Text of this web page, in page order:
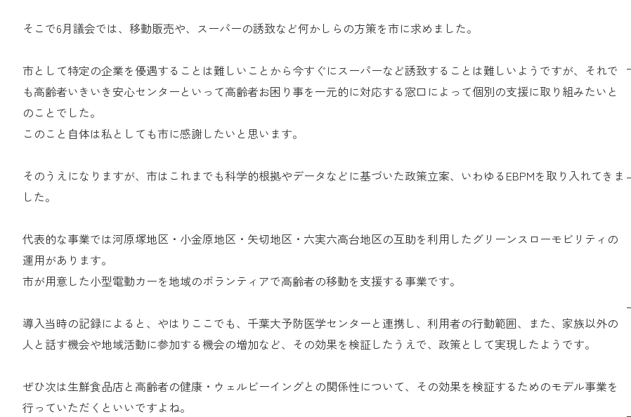
そこで6月議会では、移動販売や、スーパーの誘致など何かしらの方策を市に求めました。
市として特定の企業を優遇することは難しいことから今すぐにスーパーなど誘致することは難しいようですが、それで
も高齢者いきいき安心センターといって高齢者お困り事を一元的に対応する窓口によって個別の支援に取り組みたいと
のことでした。
このこと自体は私としても市に感謝したいと思います。
そのうえになりますが、市はこれまでも科学的根拠やデータなどに基づいた政策立案、いわゆるEBPMを取り入れてきま
した。
代表的な事業では河原塚地区・小金原地区・矢切地区・六実六高台地区の互助を利用したグリーンスローモビリティの
運用があります。
市が用意した小型電動カーを地域のボランティアで高齢者の移動を支援する事業です。
導入当時の記録によると、やはりここでも、千葉大予防医学センターと連携し、利用者の行動範囲、また、家族以外の
人と話す機会や地域活動に参加する機会の増加など、その効果を検証したうえで、政策として実現したようです。
ぜひ次は生鮮食品店と高齢者の健康・ウェルビーイングとの関係性について、その効果を検証するためのモデル事業を
行っていただくといいですよね。